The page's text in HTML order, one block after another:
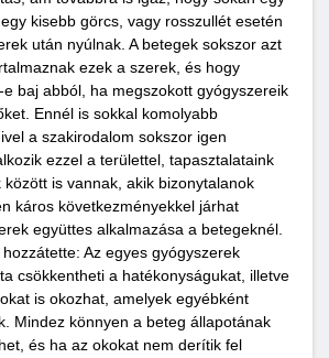
kisebb görcs, vagy rosszullét esetén
után nyúlnak. A betegek sokszor azt
ezek a szerek, és hogy
baj abból, ha megszokott gyógyszereik
Ennél is sokkal komolyabb
a szakirodalom sokszor igen
ezzel a területtel, tapasztalataink
is vannak, akik bizonytalanok
káros következményekkel járhat
együttes alkalmazása a betegeknél.
Az egyes gyógyszerek
csökkentheti a hatékonyságukat, illetve
is okozhat, amelyek egyébként
Mindez könnyen a beteg állapotának
és ha az okokat nem derítik fel